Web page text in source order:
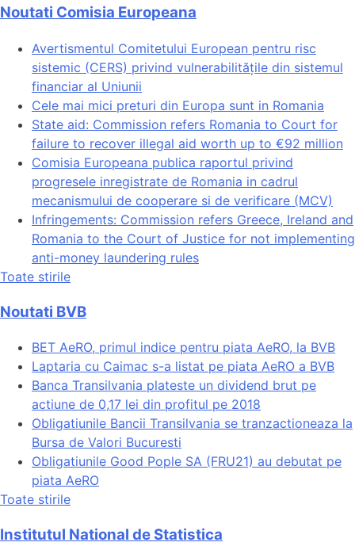
Noutati Comisia Europeana
Avertismentul Comitetului European pentru risc
sistemic (CERS) privind vulnerabilitățile din sistemul
financiar al Uniunii
Cele mai mici preturi din Europa sunt in Romania
State aid: Commission refers Romania to Court for
failure to recover illegal aid worth up to €92 million
Comisia Europeana publica raportul privind
progresele inregistrate de Romania in cadrul
mecanismului de cooperare si de verificare (MCV)
Infringements: Commission refers Greece, Ireland and
Romania to the Court of Justice for not implementing
anti-money laundering rules
Toate stirile
Noutati BVB
BET AeRO, primul indice pentru piata AeRO, la BVB
Laptaria cu Caimac s-a listat pe piata AeRO a BVB
Banca Transilvania plateste un dividend brut pe
actiune de 0,17 lei din profitul pe 2018
Obligatiunile Bancii Transilvania se tranzactioneaza la
Bursa de Valori Bucuresti
Obligatiunile Good Pople SA (FRU21) au debutat pe
piata AeRO
Toate stirile
Institutul National de Statistica